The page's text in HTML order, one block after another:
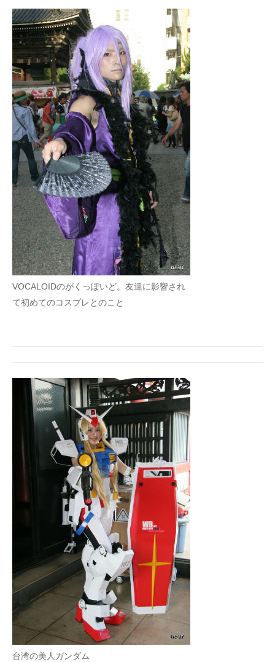
VOCALOIDのがくっぽいど。友達に影響され
て初めてのコスプレとのこと
台湾の美人ガンダム